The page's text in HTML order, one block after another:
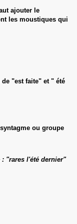
ajouter le
les moustiques qui
"est faite" et " été
syntagme ou groupe
"rares l'été dernier"